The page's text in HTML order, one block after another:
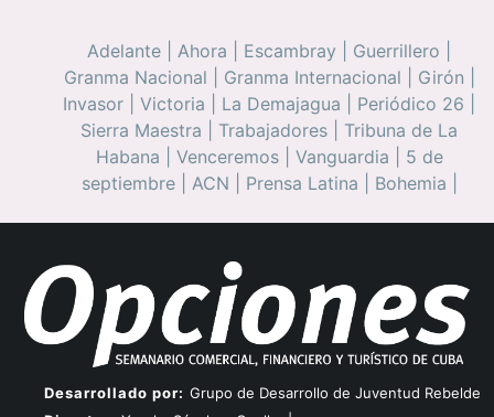
Adelante Ahora Escambray Guerrillero
Granma Nacional
Granma Internacional Girón
Invasor
Victoria La Demajagua Periódico 26
Sierra Maestra
Trabajadores
Tribuna de La
Habana
Venceremos| Vanguardia
5 de
septiembre| ACN Prensa Latina Bohemia
Desarrollado por: Grupo de Desarrollo de Juventud Rebelde